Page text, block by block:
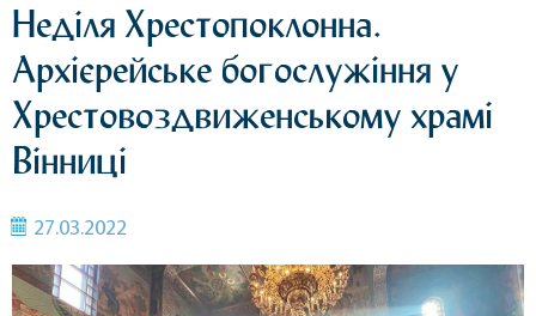
Неділя Хрестопоклонна.
Архієрейське богослужіння у
Хрестовоздвиженському храмі
Вінниці
27.03.2022